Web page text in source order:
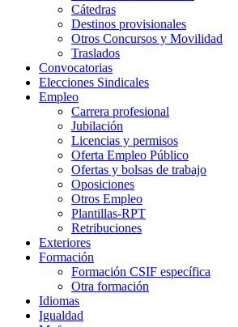
Cátedras
Destinos provisionales
Otros Concursos y Movilidad
Traslados
Convocatorias
Elecciones Sindicales
Empleo
Carrera profesional
Jubilación
Licencias y permisos
Oferta Empleo Público
Ofertas y bolsas de trabajo
Oposiciones
Otros Empleo
Plantillas-RPT
Retribuciones
Exteriores
Formación
Formación CSIF específica
Otra formación
Idiomas
Igualdad